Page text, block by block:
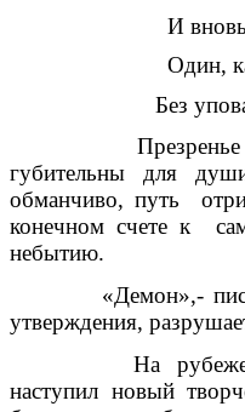
И вновь
Один, как
Без упованья
Презренье к
губительны для
обманчиво, путь
конечном счете к
небытию.
«Демон»,- писал
утверждения,
На рубеже 40-х
наступил новый